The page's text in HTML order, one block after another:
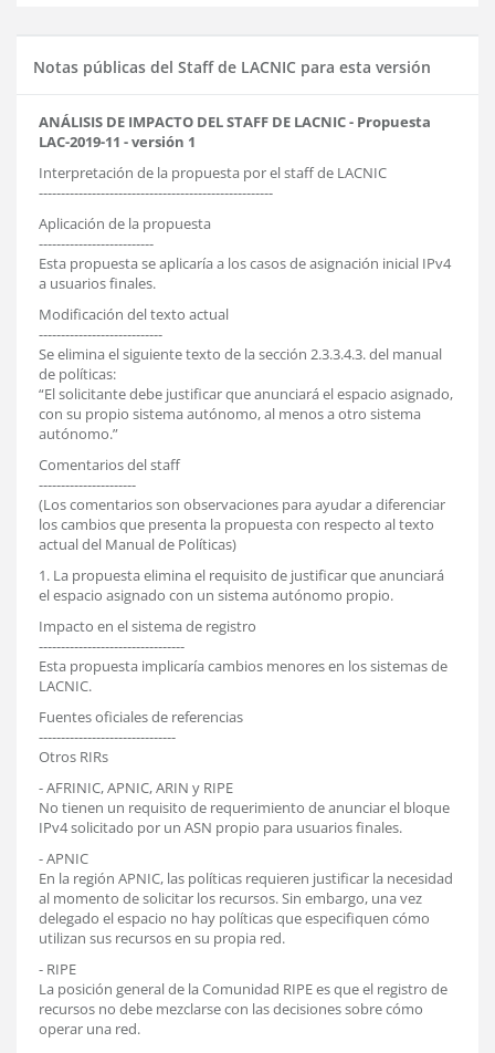
Notas públicas del Staff de LACNIC para esta versión
ANÁLISIS DE IMPACTO DEL STAFF DE LACNIC - Propuesta
LAC-2019-11 - versión 1
Interpretación de la propuesta por el staff de LACNIC
-----------------------------------------------------
Aplicación de la propuesta
--------------------------
Esta propuesta se aplicaría a los casos de asignación inicial IPv4
a usuarios finales.
Modificación del texto actual
----------------------------
Se elimina el siguiente texto de la sección 2.3.3.4.3. del manual
de políticas:
“El solicitante debe justificar que anunciará el espacio asignado,
con su propio sistema autónomo, al menos a otro sistema
autónomo.”
Comentarios del staff
----------------------
(Los comentarios son observaciones para ayudar a diferenciar
los cambios que presenta la propuesta con respecto al texto
actual del Manual de Políticas)
1. La propuesta elimina el requisito de justificar que anunciará
el espacio asignado con un sistema autónomo propio.
Impacto en el sistema de registro
---------------------------------
Esta propuesta implicaría cambios menores en los sistemas de
LACNIC.
Fuentes oficiales de referencias
-------------------------------
Otros RIRs
- AFRINIC, APNIC, ARIN y RIPE
No tienen un requisito de requerimiento de anunciar el bloque
IPv4 solicitado por un ASN propio para usuarios finales.
- APNIC
En la región APNIC, las políticas requieren justificar la necesidad
al momento de solicitar los recursos. Sin embargo, una vez
delegado el espacio no hay políticas que especifiquen cómo
utilizan sus recursos en su propia red.
- RIPE
La posición general de la Comunidad RIPE es que el registro de
recursos no debe mezclarse con las decisiones sobre cómo
operar una red.